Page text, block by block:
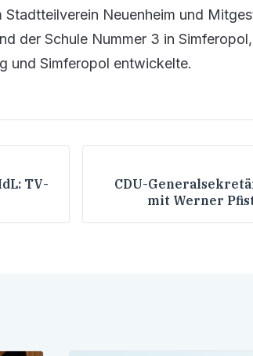
Neuenheim und
der Schule Nummer 3 in
und Simferopol entwickelte.
TV-
CDU-
mit Werner